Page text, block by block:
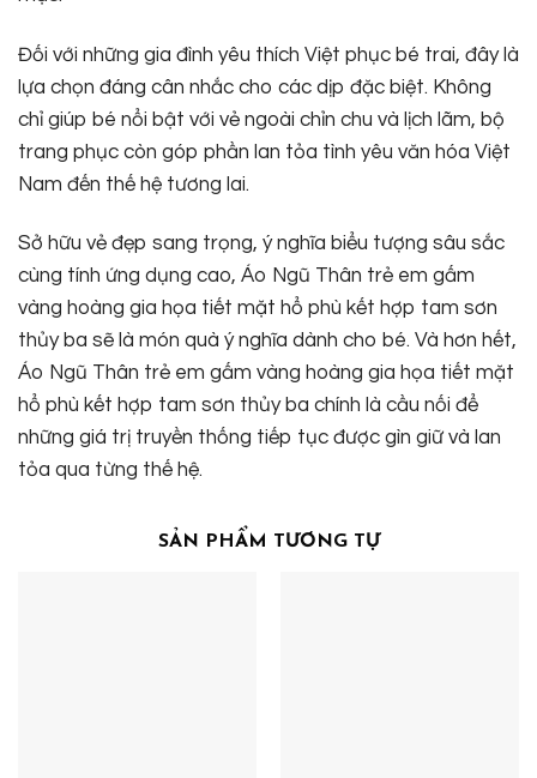
Đối với những gia đình yêu thích Việt phục bé trai, đây là
lựa chọn đáng cân nhắc cho các dịp đặc biệt. Không
chỉ giúp bé nổi bật với vẻ ngoài chỉn chu và lịch lãm, bộ
trang phục còn góp phần lan tỏa tình yêu văn hóa Việt
Nam đến thế hệ tương lai.
Sở hữu vẻ đẹp sang trọng, ý nghĩa biểu tượng sâu sắc
cùng tính ứng dụng cao, Áo Ngũ Thân trẻ em gấm
vàng hoàng gia họa tiết mặt hổ phù kết hợp tam sơn
thủy ba sẽ là món quà ý nghĩa dành cho bé. Và hơn hết,
Áo Ngũ Thân trẻ em gấm vàng hoàng gia họa tiết mặt
hổ phù kết hợp tam sơn thủy ba chính là cầu nối để
những giá trị truyền thống tiếp tục được gìn giữ và lan
tỏa qua từng thế hệ.
SẢN PHẨM TƯƠNG TỰ